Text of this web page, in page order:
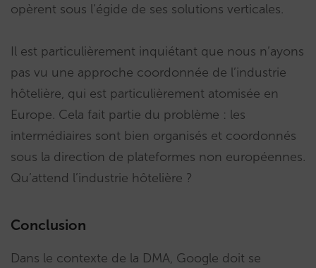
opèrent sous l’égide de ses solutions verticales.
Il est particulièrement inquiétant que nous n’ayons
pas vu une approche coordonnée de l’industrie
hôtelière, qui est particulièrement atomisée en
Europe. Cela fait partie du problème : les
intermédiaires sont bien organisés et coordonnés
sous la direction de plateformes non européennes.
Qu’attend l’industrie hôtelière ?
Conclusion
Dans le contexte de la DMA, Google doit se